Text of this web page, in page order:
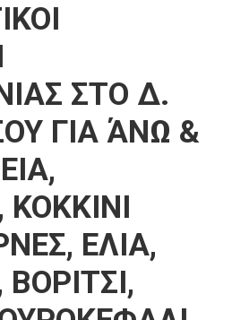
ΣΤΟ Δ.
ΓΙΑ ΆΝΩ &
ΕΛΙΑ,